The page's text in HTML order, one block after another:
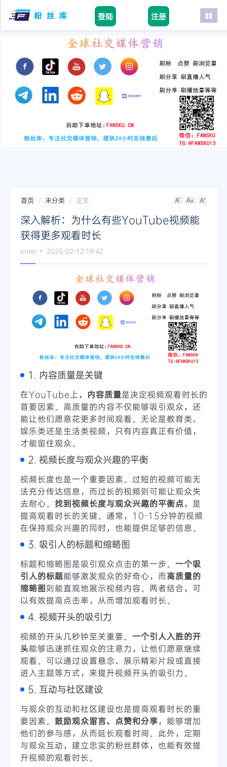
登陆 注册
首页
tiktok
youtube
instagram
首页 未分类 正文
深入解析：为什么有些YouTube视频能
获得更多观看时长
emer 2025-02-12 19:42
1. 内容质量是关键
在YouTube上， 内容质量是决定视频观看时长的
首要因素。高质量的内容不仅能够吸引观众，还
能让他们愿意花更多时间观看。无论是教育类、
娱乐类还是生活类视频，只有内容真正有价值，
才能留住观众。
2. 视频长度与观众兴趣的平衡
视频长度也是一个重要因素。过短的视频可能无
法充分传达信息，而过长的视频则可能让观众失
去耐心。 找到视频长度与观众兴趣的平衡点，是
提高观看时长的关键。通常，10-15分钟的视频
在保持观众兴趣的同时，也能提供足够的信息。
3. 吸引人的标题和缩略图
标题和缩略图是吸引观众点击的第一步。 一个吸
引人的标题能够激发观众的好奇心，而高质量的
缩略图则能直观地展示视频内容。两者结合，可
以有效提高点击率，从而增加观看时长。
4. 视频开头的吸引力
视频的开头几秒钟至关重要。 一个引人入胜的开
头能够迅速抓住观众的注意力，让他们愿意继续
观看。可以通过设置悬念、展示精彩片段或直接
进入主题等方式，来提升视频开头的吸引力。
5. 互动与社区建设
与观众的互动和社区建设也是提高观看时长的重
要因素。 鼓励观众留言、点赞和分享，能够增加
他们的参与感，从而延长观看时间。此外，定期
与观众互动，建立忠实的粉丝群体，也能有效提
升视频的观看时长。